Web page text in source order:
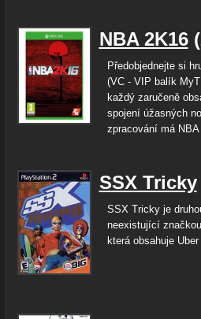
NBA 2K16
Předobjednejte si
(VC - VIP balík
každý zaručeně
spojení úžasných
zpracování má NBA
SSX Tricky
SSX Tricky je
neexistující
která obsahuje